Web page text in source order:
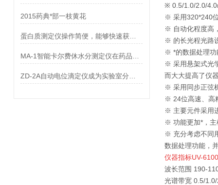
2015药典*部一枝黄花
※ 0.5/1.0/2.0/
※ 采用320*240
※ 自动化程度高
※ 的长光程光路
※ *的数据处理功
※ 采用悬架式光
而大大提高了仪
※ 采用同步正弦
※ 24位高速、高
※ 主要元件采用
※ 功能更加*，主
※ 充分考虑不同
数据处理功能，
仪器指标UV-
波长范围 190-
光谱带宽 0.5/